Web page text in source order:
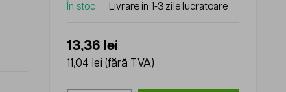
În stoc Livrare in 1-3 zile lucratoare
13,36 lei
11,04 lei (fără TVA)